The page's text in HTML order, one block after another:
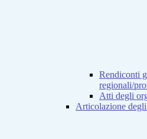
Rendiconti
regionali/
Atti degli
Articolazione